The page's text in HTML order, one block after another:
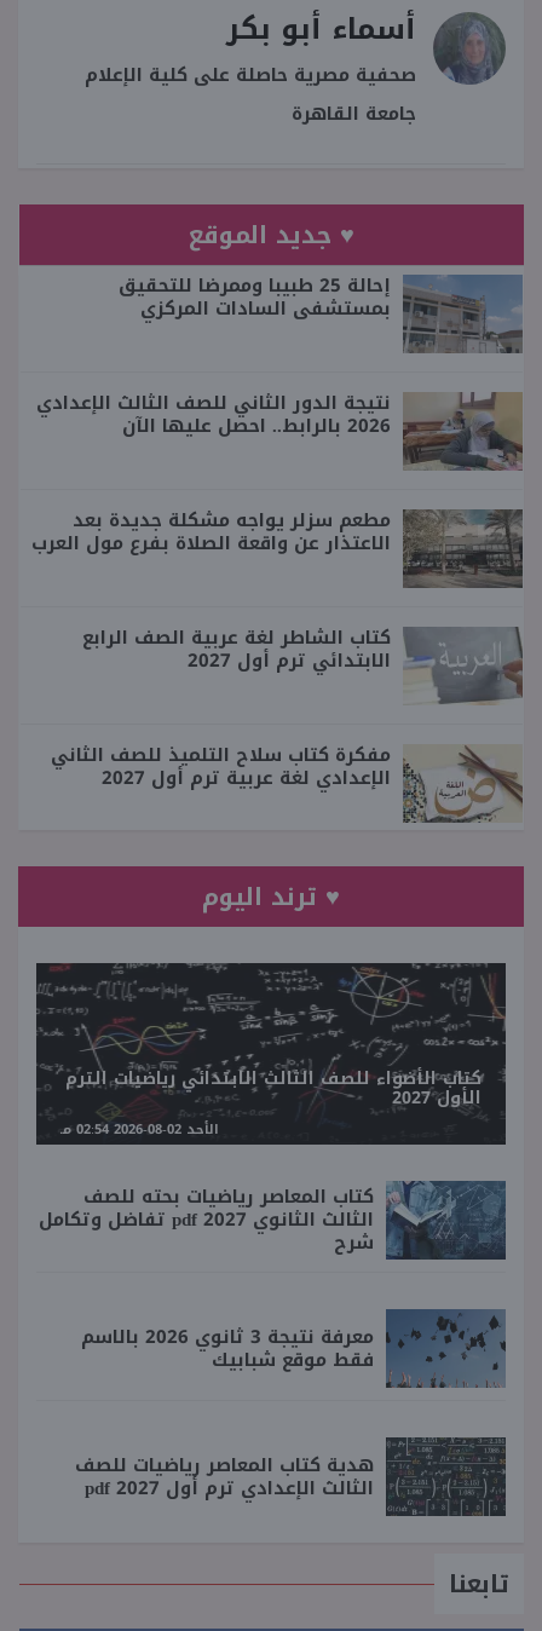
أسماء أبو بكر
صحفية مصرية حاصلة على كلية الإعلام
جامعة القاهرة
♥ جديد الموقع
إحالة 25 طبيبا وممرضا للتحقيق
بمستشفى السادات المركزي
نتيجة الدور الثاني للصف الثالث الإعدادي
2026 بالرابط.. احصل عليها الآن
مطعم سزلر يواجه مشكلة جديدة بعد
الاعتذار عن واقعة الصلاة بفرع مول العرب
كتاب الشاطر لغة عربية الصف الرابع
الابتدائي ترم أول 2027
مفكرة كتاب سلاح التلميذ للصف الثاني
الإعدادي لغة عربية ترم أول 2027
♥ ترند اليوم
كتاب الأضواء للصف الثالث الابتدائي رياضيات الترم
الأول 2027
الأحد 02-08-2026 02:54 مـ
كتاب المعاصر رياضيات بحته للصف
الثالث الثانوي 2027 pdf تفاضل وتكامل
شرح
معرفة نتيجة 3 ثانوي 2026 بالاسم
فقط موقع شبابيك
هدية كتاب المعاصر رياضيات للصف
الثالث الإعدادي ترم أول 2027 pdf
تابعنا